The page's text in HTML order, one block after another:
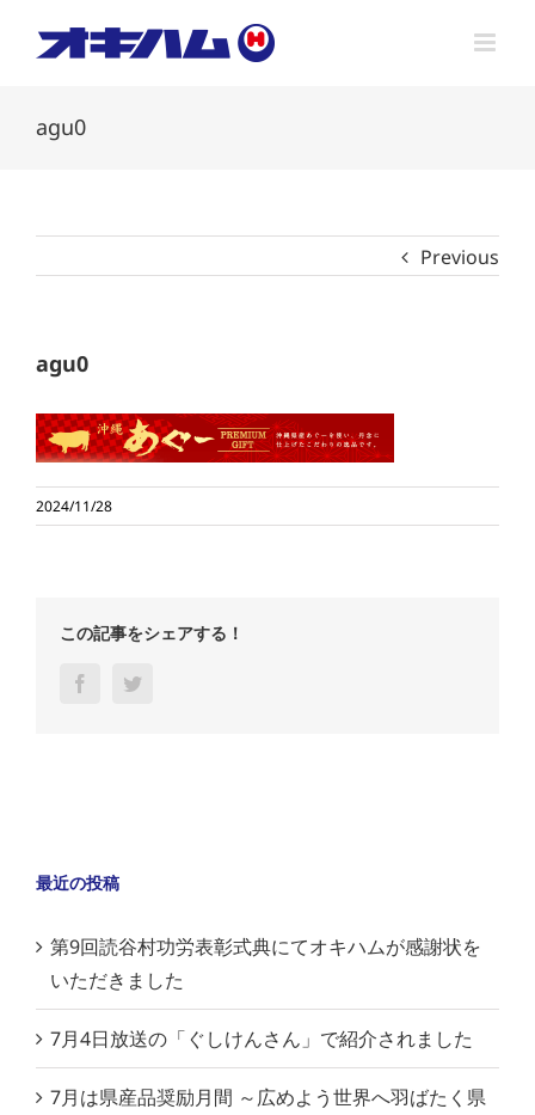
agu0
Previous
agu0
2024/11/28
この記事をシェアする！
Facebook
最近の投稿
第9回読谷村功労表彰式典にてオキハムが感謝状を
いただきました
7月4日放送の「ぐしけんさん」で紹介されました
7月は県産品奨励月間 ～広めよう世界へ羽ばたく県